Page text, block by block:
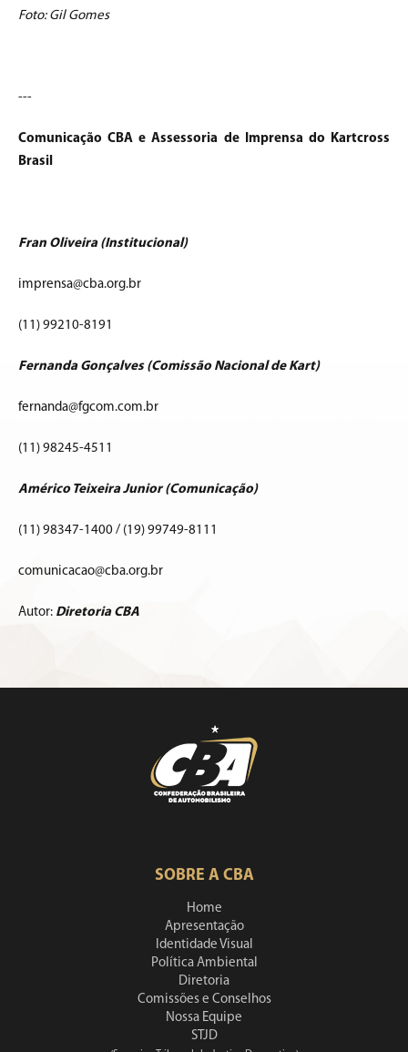
Foto: Gil Gomes
---
Comunicação CBA e Assessoria de Imprensa do Kartcross
Brasil
Fran Oliveira (Institucional)
imprensa@cba.org.br
(11) 99210-8191
Fernanda Gonçalves (Comissão Nacional de Kart)
fernanda@fgcom.com.br
(11) 98245-4511
Américo Teixeira Junior (Comunicação)
(11) 98347-1400 / (19) 99749-8111
comunicacao@cba.org.br
Autor: Diretoria CBA
SOBRE A CBA
Home
Apresentação
Identidade Visual
Política Ambiental
Diretoria
Comissões e Conselhos
Nossa Equipe
STJD